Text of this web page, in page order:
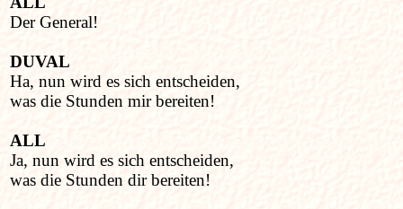
Der General!
DUVAL
Ha, nun wird es sich entscheiden,
was die Stunden mir bereiten!
ALL
Ja, nun wird es sich entscheiden,
was die Stunden dir bereiten!